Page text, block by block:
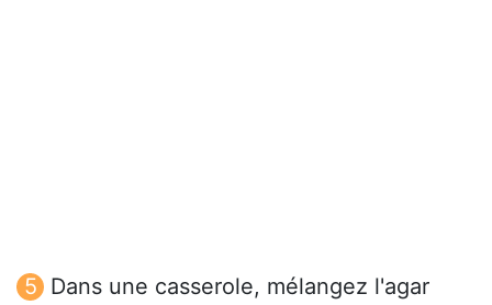
Dans une casserole, mélangez l'agar